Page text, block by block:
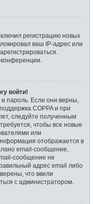
регистрацию новых
ваш IP-адрес или
войти!
пароль. Если они верны,
COPPA и при
следуйте полученным
чтобы все новые
или
отображается в
email-сообщение,
сообщение не
адрес email либо
что ввели
с администратором.